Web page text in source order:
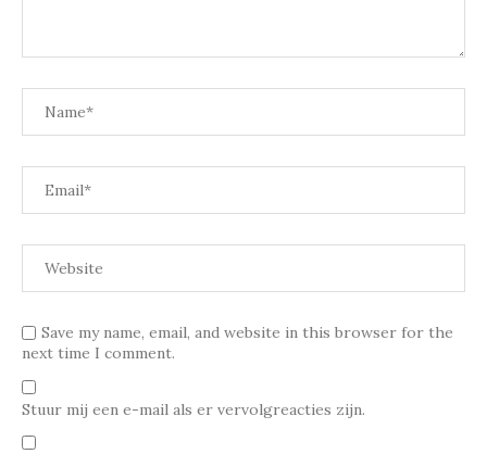
Save my name, email, and website in this browser for the
next time I comment.
Stuur mij een e-mail als er vervolgreacties zijn.